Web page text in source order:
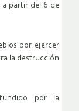
a partir del 6 de
por ejercer
la destrucción
por la